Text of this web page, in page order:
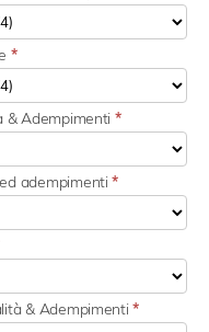
*
& Adempimenti *
adempimenti*
& Adempimenti*